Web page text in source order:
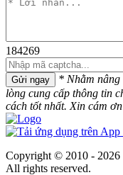
184269
Gửi ngay
* Nhằm
lòng cung cấp thông tin
cách tốt nhất. Xin cám
Copyright © 2010 - 2026
All rights reserved.